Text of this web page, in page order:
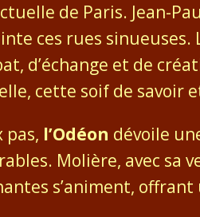
de Paris. Jean-
ces rues sinueuses.
d’échange et de
cette soif de savoir
pas, l’Odéon dévoile
Molière, avec sa
s’animent,